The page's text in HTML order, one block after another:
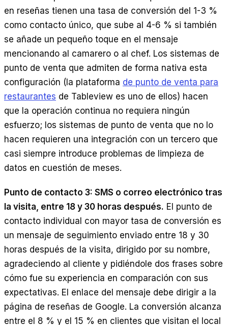
en reseñas tienen una tasa de conversión del 1-3 %
como contacto único, que sube al 4-6 % si también
se añade un pequeño toque en el mensaje
mencionando al camarero o al chef. Los sistemas de
punto de venta que admiten de forma nativa esta
configuración (la plataforma de punto de venta para
restaurantes de Tableview es uno de ellos) hacen
que la operación continua no requiera ningún
esfuerzo; los sistemas de punto de venta que no lo
hacen requieren una integración con un tercero que
casi siempre introduce problemas de limpieza de
datos en cuestión de meses.
Punto de contacto 3: SMS o correo electrónico tras
la visita, entre 18 y 30 horas después. El punto de
contacto individual con mayor tasa de conversión es
un mensaje de seguimiento enviado entre 18 y 30
horas después de la visita, dirigido por su nombre,
agradeciendo al cliente y pidiéndole dos frases sobre
cómo fue su experiencia en comparación con sus
expectativas. El enlace del mensaje debe dirigir a la
página de reseñas de Google. La conversión alcanza
entre el 8 % y el 15 % en clientes que visitan el local